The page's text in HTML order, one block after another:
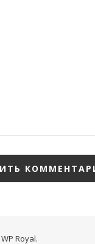
WP Royal.